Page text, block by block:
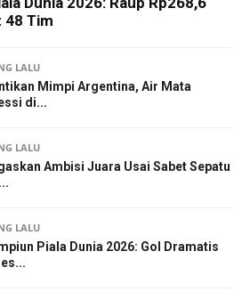
48 Tim
LALU
Mimpi Argentina, Air Mata
di...
LALU
Ambisi Juara Usai Sabet Sepatu
LALU
Piala Dunia 2026: Gol Dramatis